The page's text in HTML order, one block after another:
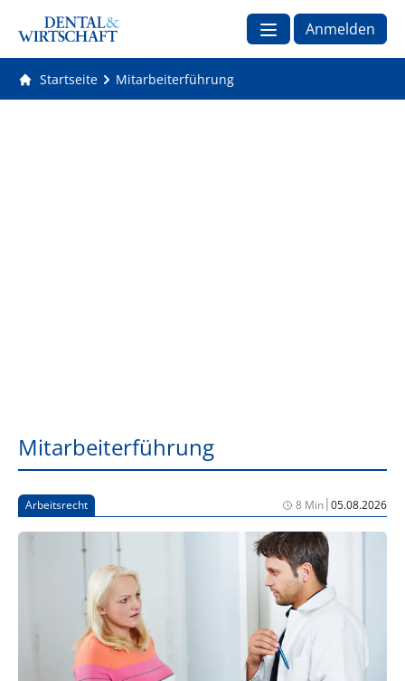
Anmelden
Startseite Mitarbeiterführung
Mitarbeiterführung
Arbeitsrecht 8 Min|05.08.2026